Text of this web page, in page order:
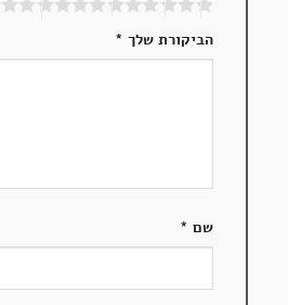
הביקורת שלך *
שם *